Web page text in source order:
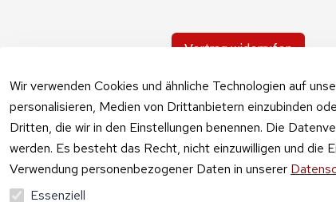
Wir verwenden Cookies und ähnliche Technologien auf
personalisieren, Medien von Drittanbietern einzubinden
Dritten, die wir in den Einstellungen benennen. Die
werden. Es besteht das Recht, nicht einzuwilligen und die
Verwendung personenbezogener Daten in unserer
Essenziell
Vertrag widerrufen